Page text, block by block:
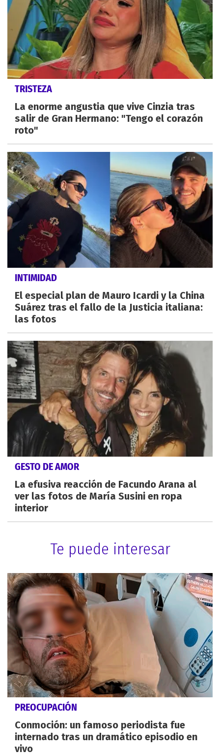
TRISTEZA
La enorme angustia que vive Cinzia tras
salir de Gran Hermano: "Tengo el corazón
roto"
INTIMIDAD
El especial plan de Mauro Icardi y la China
Suárez tras el fallo de la Justicia italiana:
las fotos
GESTO DE AMOR
La efusiva reacción de Facundo Arana al
ver las fotos de María Susini en ropa
interior
Te puede interesar
PREOCUPACIÓN
Conmoción: un famoso periodista fue
internado tras un dramático episodio en
vivo